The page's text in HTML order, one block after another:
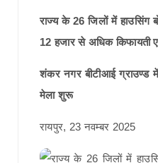
राज्य के 26 जिलों में हाउसिंग
12 हजार से अधिक किफायती
शंकर नगर बीटीआई ग्राउण्ड
मेला शुरू
रायपुर, 23 नवम्बर 2025